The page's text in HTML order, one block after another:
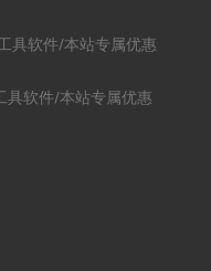
具软件/本站专属优惠
具软件/本站专属优惠